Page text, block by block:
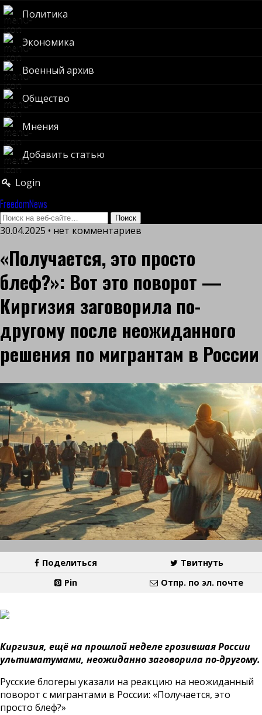
Политика
Экономика
Военный архив
Общество
Мнения
Добавить статью
Login
FreedomNews
30.04.2025 • нет комментариев
«Получается, это просто
блеф?»: Вот это поворот —
Киргизия заговорила по-
другому после неожиданного
решения по мигрантам в России
Поделиться
Твитнуть
Pin
Отпр. по эл. почте
Киргизия, ещё на прошлой неделе грозившая России
ультиматумами, неожиданно заговорила по-другому.
Русские блогеры указали на реакцию на неожиданный
поворот с мигрантами в России: «Получается, это
просто блеф?»